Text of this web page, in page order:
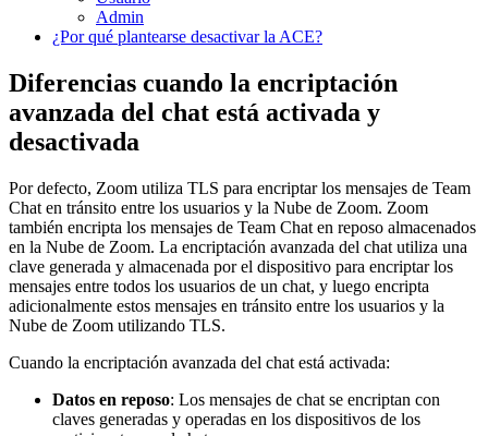
Admin
¿Por qué plantearse desactivar la ACE?
Diferencias cuando la encriptación
avanzada del chat está activada y
desactivada
Por defecto, Zoom utiliza TLS para encriptar los mensajes de Team
Chat en tránsito entre los usuarios y la Nube de Zoom. Zoom
también encripta los mensajes de Team Chat en reposo almacenados
en la Nube de Zoom. La encriptación avanzada del chat utiliza una
clave generada y almacenada por el dispositivo para encriptar los
mensajes entre todos los usuarios de un chat, y luego encripta
adicionalmente estos mensajes en tránsito entre los usuarios y la
Nube de Zoom utilizando TLS.
Cuando la encriptación avanzada del chat está activada:
Datos en reposo: Los mensajes de chat se encriptan con
claves generadas y operadas en los dispositivos de los